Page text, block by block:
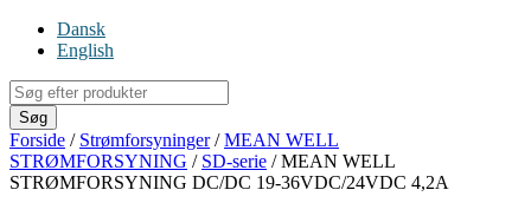
Dansk
English
Products
search
Søg
Forside / Strømforsyninger/MEAN WELL
STRØMFORSYNING / SD-serie / MEAN WELL
STRØMFORSYNING DC/DC 19-36VDC/24VDC 4,2A